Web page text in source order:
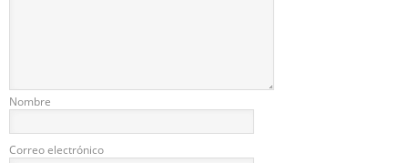
Nombre
Correo electrónico